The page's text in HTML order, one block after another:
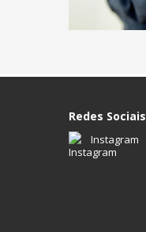
Redes Sociais
Instagram